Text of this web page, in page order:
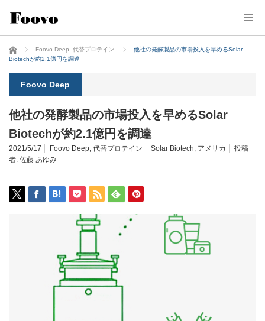
ホーム Foovo Deep 代替プロテイン
他社の発酵製品の市場投入を早めるSolar
Biotechが約2.1億円を調達
Foovo Deep
他社の発酵製品の市場投入を早めるSolar
Biotechが約2.1億円を調達
2021/5/17 Foovo Deep, 代替プロテイン Solar Biotech, アメリカ
投稿
者: 佐藤 あゆみ